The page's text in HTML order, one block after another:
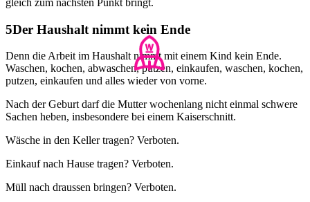
gleich zum nächsten Punkt bringt.
Der Haushalt nimmt kein Ende
Denn die Arbeit im Haushalt nimmt mit einem Kind kein Ende.
Waschen, kochen, abwaschen, putzen, einkaufen, waschen, kochen,
putzen, einkaufen und alles wieder von vorne.
Nach der Geburt darf die Mutter wochenlang nicht einmal schwere
Sachen heben, insbesondere bei einem Kaiserschnitt.
Wäsche in den Keller tragen? Verboten. ​
Einkauf nach Hause tragen? Verboten.
Müll nach draussen bringen? Verboten.